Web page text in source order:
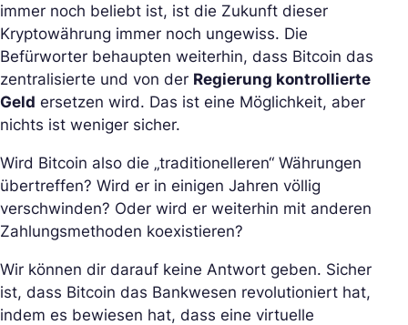
immer noch beliebt ist, ist die Zukunft dieser
Kryptowährung immer noch ungewiss. Die
Befürworter behaupten weiterhin, dass Bitcoin das
zentralisierte und von der Regierung kontrollierte
Geld ersetzen wird. Das ist eine Möglichkeit, aber
nichts ist weniger sicher.
Wird Bitcoin also die „traditionelleren“ Währungen
übertreffen? Wird er in einigen Jahren völlig
verschwinden? Oder wird er weiterhin mit anderen
Zahlungsmethoden koexistieren?
Wir können dir darauf keine Antwort geben. Sicher
ist, dass Bitcoin das Bankwesen revolutioniert hat,
indem es bewiesen hat, dass eine virtuelle